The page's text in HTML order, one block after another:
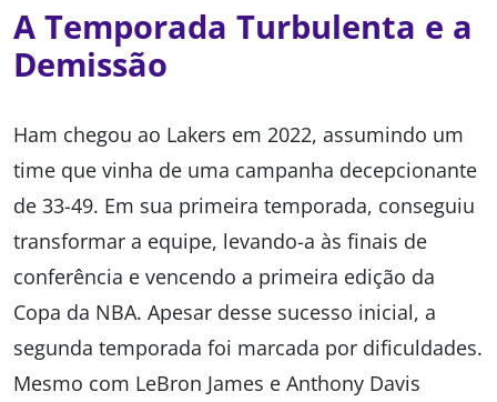
A Temporada Turbulenta e a
Demissão
Ham chegou ao Lakers em 2022, assumindo um
time que vinha de uma campanha decepcionante
de 33-49. Em sua primeira temporada, conseguiu
transformar a equipe, levando-a às finais de
conferência e vencendo a primeira edição da
Copa da NBA. Apesar desse sucesso inicial, a
segunda temporada foi marcada por dificuldades.
Mesmo com LeBron James e Anthony Davis